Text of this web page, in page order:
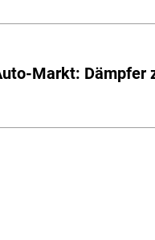
Markt: Dämpfer